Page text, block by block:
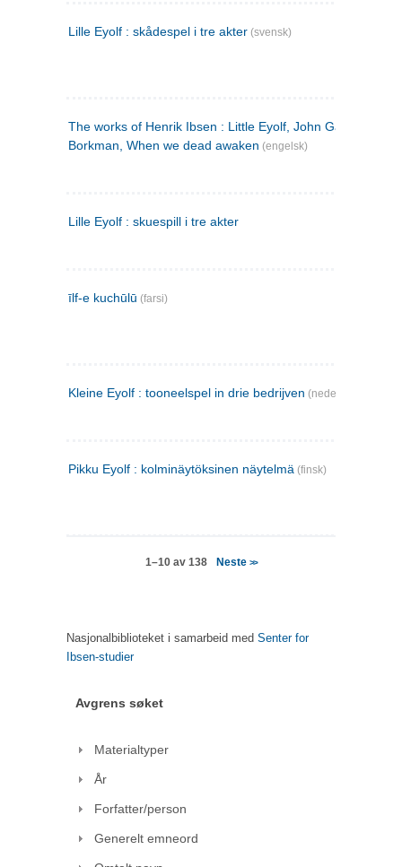
Lille Eyolf : skådespel i tre akter (svensk)
The works of Henrik Ibsen : Little Eyolf, John Gabriel
Borkman, When we dead awaken (engelsk)
Lille Eyolf : skuespill i tre akter
īlf-e kuchūlū (farsi)
Kleine Eyolf : tooneelspel in drie bedrijven (nederlandsk)
Pikku Eyolf : kolminäytöksinen näytelmä (finsk)
1–10 av 138 Neste >>
Nasjonalbiblioteket i samarbeid med Senter for
Ibsen-studier
Avgrens søket
Materialtyper
År
Forfatter/person
Generelt emneord